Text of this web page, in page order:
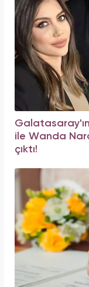
ile Wanda
çıktı!